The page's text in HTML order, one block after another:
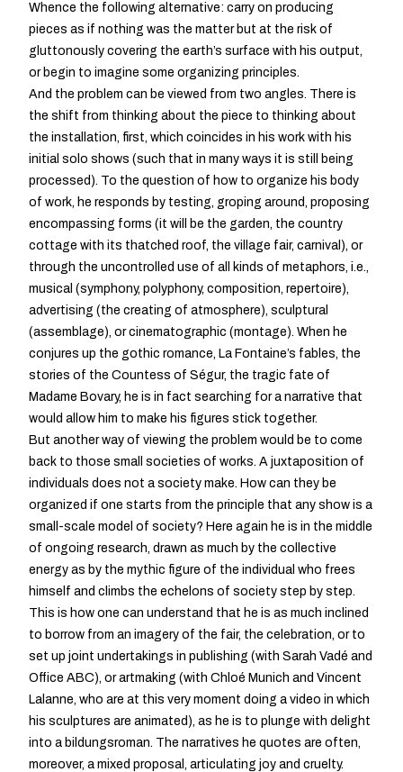
Whence the following alternative: carry on producing
pieces as if nothing was the matter but at the risk of
gluttonously covering the earth’s surface with his output,
or begin to imagine some organizing principles.
And the problem can be viewed from two angles. There is
the shift from thinking about the piece to thinking about
the installation, first, which coincides in his work with his
initial solo shows (such that in many ways it is still being
processed). To the question of how to organize his body
of work, he responds by testing, groping around, proposing
encompassing forms (it will be the garden, the country
cottage with its thatched roof, the village fair, carnival), or
through the uncontrolled use of all kinds of metaphors, i.e.,
musical (symphony, polyphony, composition, repertoire),
advertising (the creating of atmosphere), sculptural
(assemblage), or cinematographic (montage). When he
conjures up the gothic romance, La Fontaine’s fables, the
stories of the Countess of Ségur, the tragic fate of
Madame Bovary, he is in fact searching for a narrative that
would allow him to make his figures stick together.
But another way of viewing the problem would be to come
back to those small societies of works. A juxtaposition of
individuals does not a society make. How can they be
organized if one starts from the principle that any show is a
small-scale model of society? Here again he is in the middle
of ongoing research, drawn as much by the collective
energy as by the mythic figure of the individual who frees
himself and climbs the echelons of society step by step.
This is how one can understand that he is as much inclined
to borrow from an imagery of the fair, the celebration, or to
set up joint undertakings in publishing (with Sarah Vadé and
Office ABC), or artmaking (with Chloé Munich and Vincent
Lalanne, who are at this very moment doing a video in which
his sculptures are animated), as he is to plunge with delight
into a bildungsroman. The narratives he quotes are often,
moreover, a mixed proposal, articulating joy and cruelty.